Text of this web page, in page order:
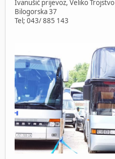
Ivanušić prijevoz, Veliko Trojstvo
Bilogorska 37
Tel; 043/ 885 143